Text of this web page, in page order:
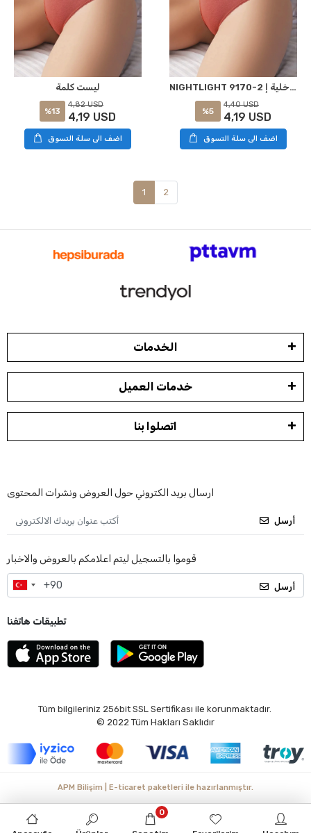
ليست كلمة
%13
4,82 USD
4,19 USD
اضف الى سلة التسوق
NIGHTLIGHT 9170-2 ملابس داخلية إrotيك Külot كيريميت S-M
%5
4,40 USD
4,19 USD
اضف الى سلة التسوق
1 2
الخدمات
خدمات العميل
اتصلوا بنا
ارسال بريد الكتروني حول العروض ونشرات المحتوى
أرسل
قوموا بالتسجيل ليتم اعلامكم بالعروض والاخبار
أرسل
تطبيقات هاتفنا
Tüm bilgileriniz 256bit SSL Sertifikası ile korunmaktadır.
© 2022 Tüm Hakları Saklıdır
0
APM Bilişim | E-ticaret paketleri ile hazırlanmıştır.